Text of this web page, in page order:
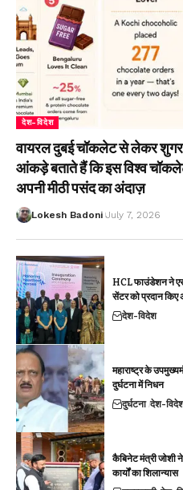
देश-विदेश
वायरल दुबई चॉकलेट से लेकर शुगर-
आंकड़े बताते हैं कि इस विश्व
अपनी मीठी पसंद का अंदाज़
Lokesh Badoni July 7, 2026
HCL फाउंडेशन ने
सेंटर को प्रदान
देश-विदेश
महाराष्ट्र के
दुर्घटना में निधन
दुर्घटना देश-
कैबिनेट मंत्री जोशी
कार्यों का शिलान्यास